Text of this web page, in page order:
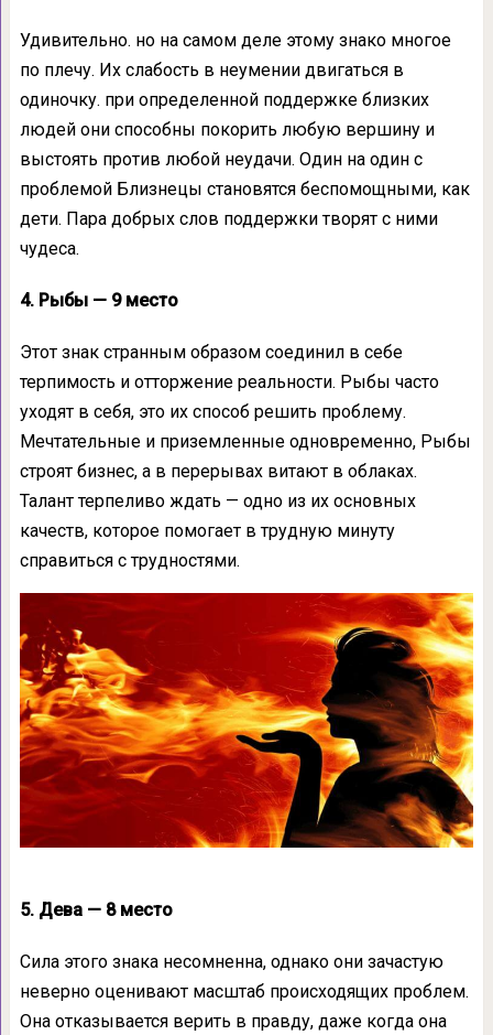
Удивительно. но на самом деле этому знако многое
по плечу. Их слабость в неумении двигаться в
одиночку. при определенной поддержке близких
людей они способны покорить любую вершину и
выстоять против любой неудачи. Один на один с
проблемой Близнецы становятся беспомощными, как
дети. Пара добрых слов поддержки творят с ними
чудеса.
4. Рыбы — 9 место
Этот знак странным образом соединил в себе
терпимость и отторжение реальности. Рыбы часто
уходят в себя, это их способ решить проблему.
Мечтательные и приземленные одновременно, Рыбы
строят бизнес, а в перерывах витают в облаках.
Талант терпеливо ждать — одно из их основных
качеств, которое помогает в трудную минуту
справиться с трудностями.
5. Дева — 8 место
Сила этого знака несомненна, однако они зачастую
неверно оценивают масштаб происходящих проблем.
Она отказывается верить в правду, даже когда она